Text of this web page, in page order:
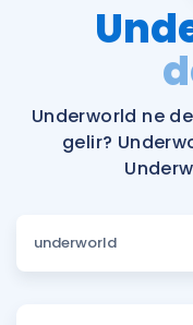
Katılımcı
Faydalı Araçlar
Ücretsiz
Underworld ne
gelir?